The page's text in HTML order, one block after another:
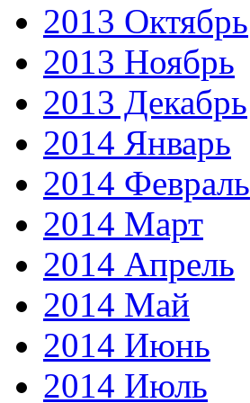
2013 Октябрь
2013 Ноябрь
2013 Декабрь
2014 Январь
2014 Февраль
2014 Март
2014 Апрель
2014 Май
2014 Июнь
2014 Июль